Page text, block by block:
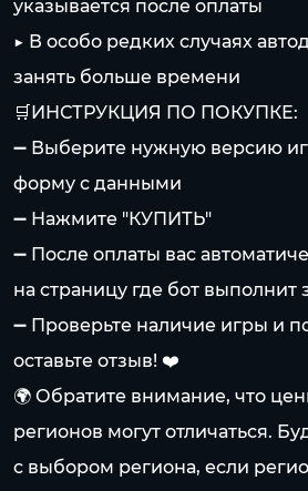
указывается после оплаты
▶️ В особо редких случаях
занять больше времени
🛒ИНСТРУКЦИЯ ПО ПОКУПКЕ:
➖ Выберите нужную версию
форму с данными
➖ Нажмите "КУПИТЬ"
➖ После оплаты вас
на страницу где бот выполнит
➖ Проверьте наличие игры и
оставьте отзыв! ❤️
🌍 Обратите внимание, что
регионов могут отличаться.
с выбором региона, если